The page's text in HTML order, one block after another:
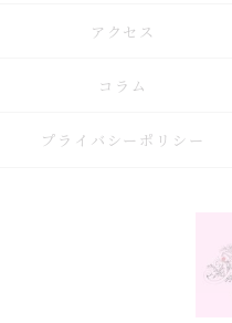
アクセス
コラム
プライバシーポリシー